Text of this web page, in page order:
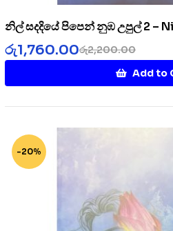
නිල් සදදියේ පිපෙන් නුඹ උපුල් 2 –
රු2,200.00
රු1,760.00
Add to
-20%